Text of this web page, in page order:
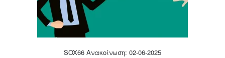
SOX66 Ανακοίνωση: 02-06-2025